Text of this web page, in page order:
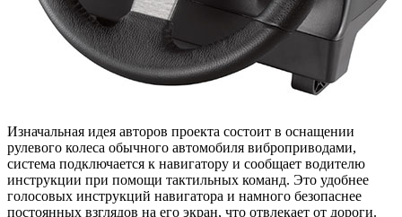
Изначальная идея авторов проекта состоит в оснащении
рулевого колеса обычного автомобиля виброприводами,
система подключается к навигатору и сообщает водителю
инструкции при помощи тактильных команд. Это удобнее
голосовых инструкций навигатора и намного безопаснее
постоянных взглядов на его экран, что отвлекает от дороги.